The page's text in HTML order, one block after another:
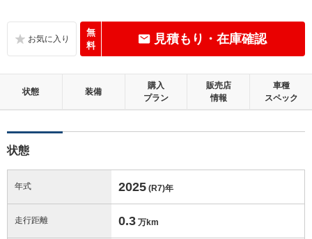
無
料
見積もり・在庫確認
状態 装備
購入
プラン
販売店
情報
車種
スペック
状態
年式 2025 (R7)年
走行距離 0.3 万km